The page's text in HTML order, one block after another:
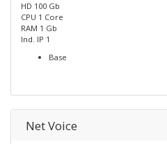
HD 100 Gb
CPU 1 Core
RAM 1 Gb
Ind. IP 1
Base
Net Voice